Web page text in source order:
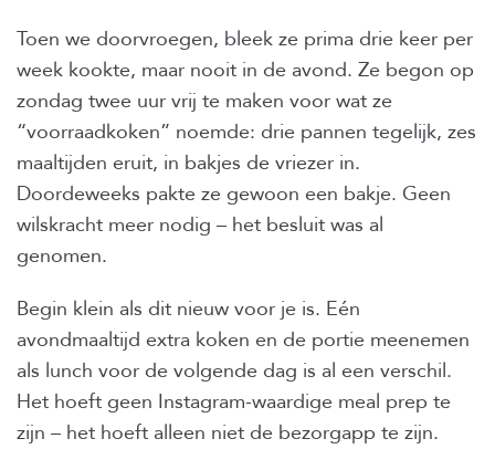
Toen we doorvroegen, bleek ze prima drie keer per
week kookte, maar nooit in de avond. Ze begon op
zondag twee uur vrij te maken voor wat ze
“voorraadkoken” noemde: drie pannen tegelijk, zes
maaltijden eruit, in bakjes de vriezer in.
Doordeweeks pakte ze gewoon een bakje. Geen
wilskracht meer nodig – het besluit was al
genomen.
Begin klein als dit nieuw voor je is. Eén
avondmaaltijd extra koken en de portie meenemen
als lunch voor de volgende dag is al een verschil.
Het hoeft geen Instagram-waardige meal prep te
zijn – het hoeft alleen niet de bezorgapp te zijn.